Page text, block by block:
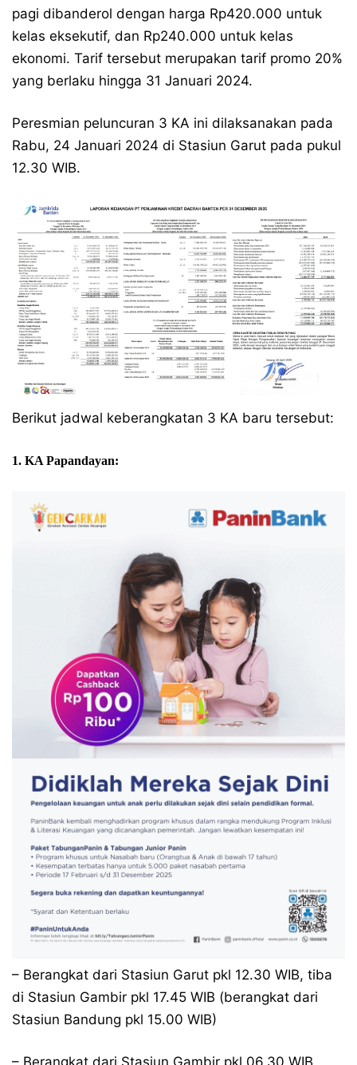
pagi dibanderol dengan harga Rp420.000 untuk
kelas eksekutif, dan Rp240.000 untuk kelas
ekonomi. Tarif tersebut merupakan tarif promo 20%
yang berlaku hingga 31 Januari 2024.
Peresmian peluncuran 3 KA ini dilaksanakan pada
Rabu, 24 Januari 2024 di Stasiun Garut pada pukul
12.30 WIB.
Berikut jadwal keberangkatan 3 KA baru tersebut:
1. KA Papandayan:
– Berangkat dari Stasiun Garut pkl 12.30 WIB, tiba
di Stasiun Gambir pkl 17.45 WIB (berangkat dari
Stasiun Bandung pkl 15.00 WIB)
– Berangkat dari Stasiun Gambir pkl 06.30 WIB,